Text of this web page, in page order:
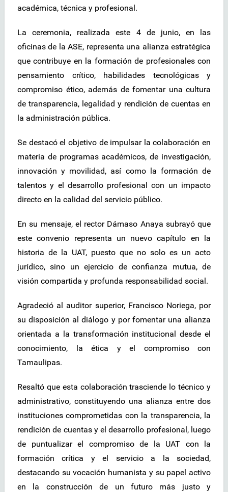
académica, técnica y profesional.
La ceremonia, realizada este 4 de junio, en las
oficinas de la ASE, representa una alianza estratégica
que contribuye en la formación de profesionales con
pensamiento crítico, habilidades tecnológicas y
compromiso ético, además de fomentar una cultura
de transparencia, legalidad y rendición de cuentas en
la administración pública.
Se destacó el objetivo de impulsar la colaboración en
materia de programas académicos, de investigación,
innovación y movilidad, así como la formación de
talentos y el desarrollo profesional con un impacto
directo en la calidad del servicio público.
En su mensaje, el rector Dámaso Anaya subrayó que
este convenio representa un nuevo capítulo en la
historia de la UAT, puesto que no solo es un acto
jurídico, sino un ejercicio de confianza mutua, de
visión compartida y profunda responsabilidad social.
Agradeció al auditor superior, Francisco Noriega, por
su disposición al diálogo y por fomentar una alianza
orientada a la transformación institucional desde el
conocimiento, la ética y el compromiso con
Tamaulipas.
Resaltó que esta colaboración trasciende lo técnico y
administrativo, constituyendo una alianza entre dos
instituciones comprometidas con la transparencia, la
rendición de cuentas y el desarrollo profesional, luego
de puntualizar el compromiso de la UAT con la
formación crítica y el servicio a la sociedad,
destacando su vocación humanista y su papel activo
en la construcción de un futuro más justo y